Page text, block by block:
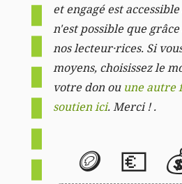
et engagé est accessible
n'est possible que
nos lecteur·rices. Si
moyens, choisissez le
votre don ou une autre
soutien ici. Merci ! .
🪙 💶